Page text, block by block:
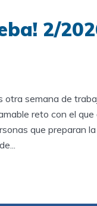
2/
semana de
reto con el
que preparan